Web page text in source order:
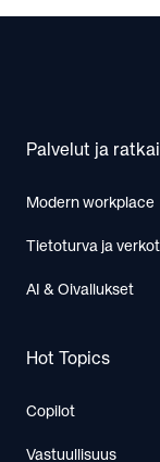
Palvelut ja
Modern workplace
Tietoturva ja verkot
AI & Oivallukset
Hot Topics
Copilot
Vastuullisuus